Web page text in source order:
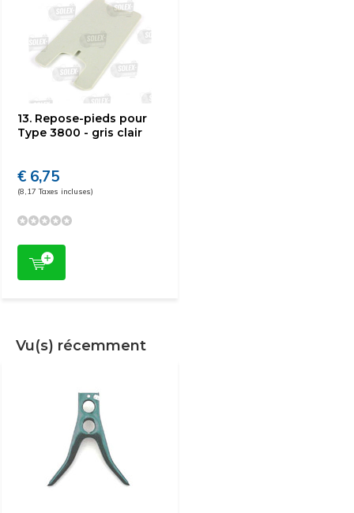
13. Repose-pieds pour
Type 3800 - gris clair
€ 6,75
(8,17 Taxes incluses)
Vu(s) récemment